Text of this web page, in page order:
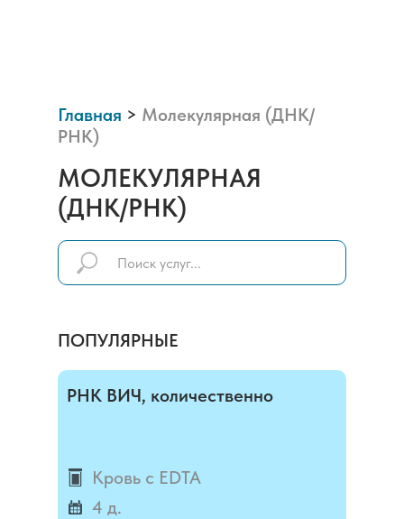
Главная > Молекулярная (ДНК/
РНК)
МОЛЕКУЛЯРНАЯ
(ДНК/РНК)
ПОПУЛЯРНЫЕ
РНК ВИЧ, количественно
Кровь с EDTA
4 д.